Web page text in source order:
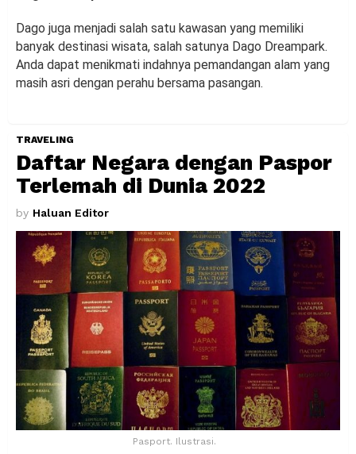
Dago juga menjadi salah satu kawasan yang memiliki
banyak destinasi wisata, salah satunya Dago Dreampark.
Anda dapat menikmati indahnya pemandangan alam yang
masih asri dengan perahu bersama pasangan.
TRAVELING
Daftar Negara dengan Paspor
Terlemah di Dunia 2022
by Haluan Editor
Pasport. Ilustrasi.